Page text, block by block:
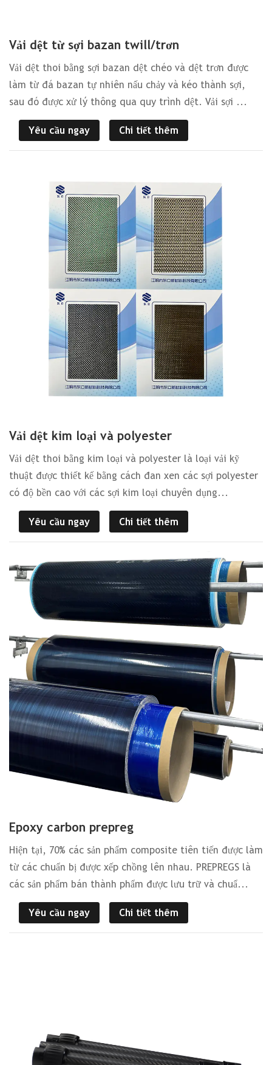
Vải dệt từ sợi bazan twill/trơn
Vải dệt thoi bằng sợi bazan dệt chéo và dệt trơn được
làm từ đá bazan tự nhiên nấu chảy và kéo thành sợi,
sau đó được xử lý thông qua quy trình dệt. Vải sợi ...
Yêu cầu ngay Chi tiết thêm
Vải dệt kim loại và polyester
Vải dệt thoi bằng kim loại và polyester là loại vải kỹ
thuật được thiết kế bằng cách đan xen các sợi polyester
có độ bền cao với các sợi kim loại chuyên dụng...
Yêu cầu ngay Chi tiết thêm
Epoxy carbon prepreg
Hiện tại, 70% các sản phẩm composite tiên tiến được làm
từ các chuẩn bị được xếp chồng lên nhau. PREPREGS là
các sản phẩm bán thành phẩm được lưu trữ và chuẩ...
Yêu cầu ngay Chi tiết thêm